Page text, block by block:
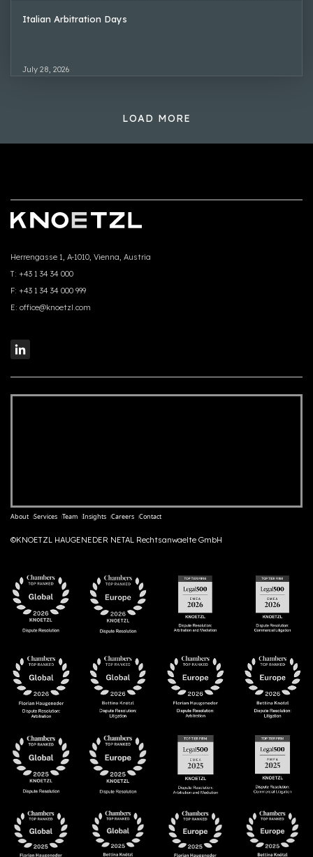
Italian Arbitration Days
July 28, 2026
LOAD MORE
Herrengasse 1, A-1010, Vienna, Austria
T: +43 1 34 34 000
F: +43 1 34 34 000 999
E: office@knoetzl.com
About Services Team Insights Careers Contact
©KNOETZL HAUGENEDER NETAL Rechtsanwaelte GmbH